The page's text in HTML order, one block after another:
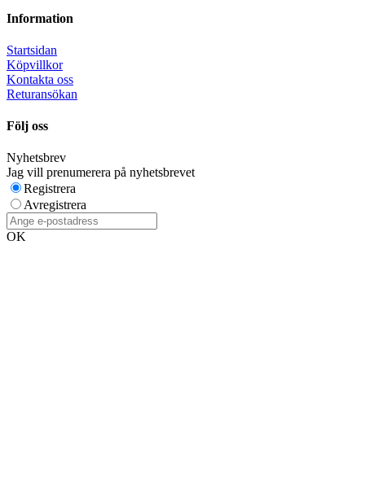
Information
Startsidan
Köpvillkor
Kontakta oss
Returansökan
Följ oss
Nyhetsbrev
Jag vill prenumerera på nyhetsbrevet
Registrera
Avregistrera
OK